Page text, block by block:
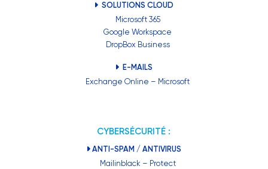
SOLUTIONS CLOUD
Microsoft 365
Google Workspace
DropBox Business
E-MAILS
Exchange Online – Microsoft
CYBERSÉCURITÉ :
ANTI-SPAM / ANTIVIRUS
Mailinblack – Protect